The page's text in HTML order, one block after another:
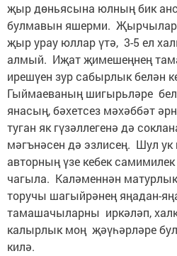
җыр дөньясына юлның бик
булмавын яшерми.
җыр урау юллар үтә, 3-5 ел
алмый. Иҗат җимешеңнең
ирешүен зур сабырлык белән
Гыймаеваның шигырьләре
янасың, бәхетсез мәхәббәт
туган як гүзәллегенә дә
мәгънәсен дә эзлисең. Шул ук
авторның үзе кебек
чагыла. Каләменнән
торучы шагыйрәнең яңадан-
тамашачыларны иркәләп,
калырлык моң җәүһәрләре
килә.